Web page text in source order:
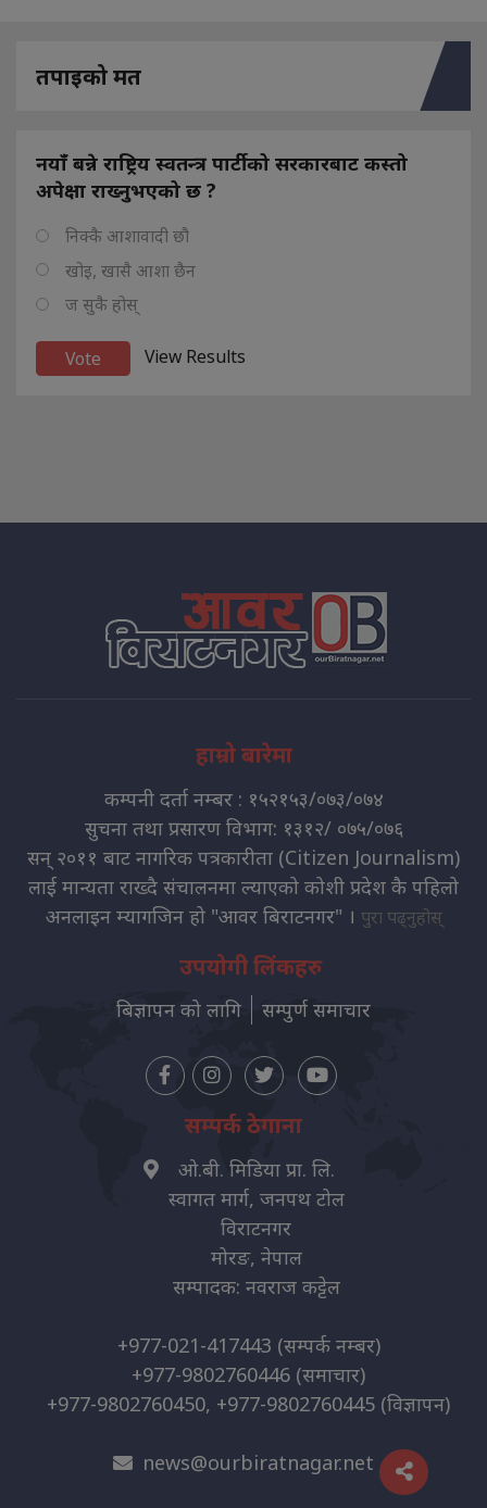
तपाइको मत
नयाँ बन्ने राष्ट्रिय स्वतन्त्र पार्टीको सरकारबाट कस्तो
अपेक्षा राख्नुभएको छ ?
निक्कै आशावादी छौ
खोइ, खासै आशा छैन
ज सुकै होस्
View Results
हाम्रो बारेमा
कम्पनी दर्ता नम्बर : १५२१५३/०७३/०७४
सुचना तथा प्रसारण विभाग: १३१२/ ०७५/०७६
सन् २०११ बाट नागरिक पत्रकारीता (Citizen Journalism)
लाई मान्यता राख्दै संचालनमा ल्याएको कोशी प्रदेश कै पहिलो
अनलाइन म्यागजिन हो "आवर बिराटनगर" । पुरा पढ्नुहोस्
उपयोगी लिंकहरु
बिज्ञापन को लागि सम्पुर्ण समाचार
सम्पर्क ठेगाना
ओ.बी. मिडिया प्रा. लि.
स्वागत मार्ग, जनपथ टोल
विराटनगर
मोरङ, नेपाल
सम्पादक: नवराज कट्टेल
+977-021-417443 (सम्पर्क नम्बर)
+977-9802760446 (समाचार)
+977-9802760450, +977-9802760445 (विज्ञापन)
news@ourbiratnagar.net